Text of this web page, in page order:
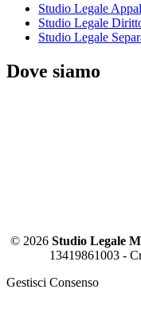
Studio Legale
Studio Legale
Studio Legale
Dove siamo
© 2026 Studio Legale
13419861003 -
Gestisci Consenso